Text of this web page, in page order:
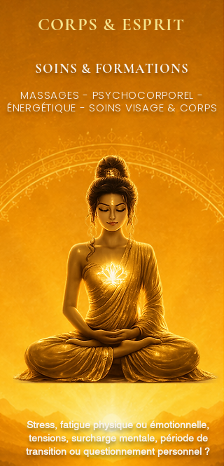
CORPS & ESPRIT
SOINS & FORMATIONS
MASSAGES - PSYCHOCORPOREL -
ÉNERGÉTIQUE - SOINS VISAGE & CORPS
Stress, fatigue physique ou émotionnelle,
tensions, surcharge mentale, période de
transition ou questionnement personnel ?